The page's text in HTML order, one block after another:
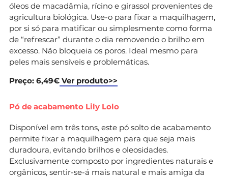
óleos de macadâmia, rícino e girassol provenientes de
agricultura biológica. Use-o para fixar a maquilhagem,
por si só para matificar ou simplesmente como forma
de “refrescar” durante o dia removendo o brilho em
excesso. Não bloqueia os poros. Ideal mesmo para
peles mais sensíveis e problemáticas.
Preço: 6,49€ Ver produto>>
Pó de acabamento Lily Lolo
Disponível em três tons, este pó solto de acabamento
permite fixar a maquilhagem para que seja mais
duradoura, evitando brilhos e oleosidades.
Exclusivamente composto por ingredientes naturais e
orgânicos, sentir-se-á mais natural e mais amiga da